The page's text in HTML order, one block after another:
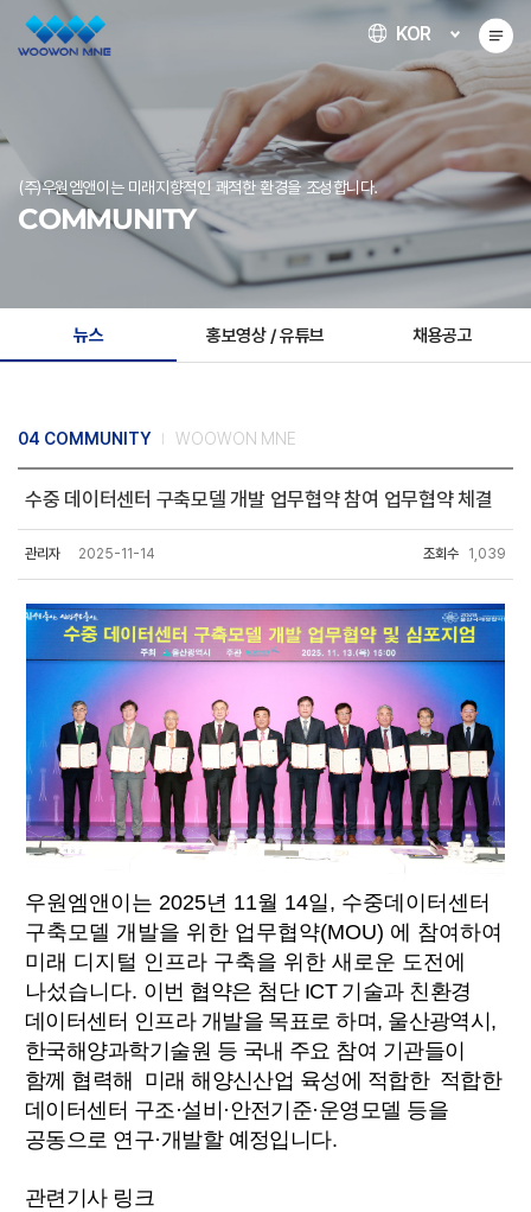
KOR
(주)우원엠앤이는 미래지향적인 쾌적한 환경을 조성합니다.
COMMUNITY
뉴스 홍보영상 / 유튜브 채용공고
04 COMMUNITY WOOWON MNE
수중 데이터센터 구축모델 개발 업무협약 참여 업무협약 체결
관리자 2025-11-14 조회수 1,039
우원엠앤이는 2025년 11월 14일, 수중데이터센터
구축모델 개발을 위한 업무협약(MOU) 에 참여하여
미래 디지털 인프라 구축을 위한 새로운 도전에
나섰습니다. 이번 협약은 첨단 ICT 기술과 친환경
데이터센터 인프라 개발을 목표로 하며, 울산광역시,
한국해양과학기술원 등 국내 주요 참여 기관들이
함께 협력해 미래 해양신산업 육성에 적합한 적합한
데이터센터 구조·설비·안전기준·운영모델 등을
공동으로 연구·개발할 예정입니다.
관련기사 링크